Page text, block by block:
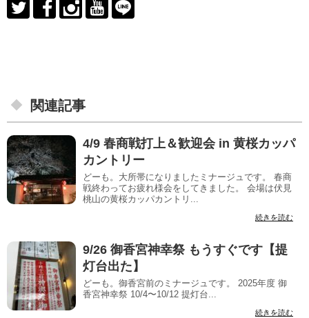
関連記事
4/9 春商戦打上＆歓迎会 in 黄桜カッパ
カントリー
どーも。大所帯になりましたミナージュです。 春商
戦終わってお疲れ様会をしてきました。 会場は伏見
桃山の黄桜カッパカントリ...
続きを読む
9/26 御香宮神幸祭 もうすぐです【提
灯台出た】
どーも。御香宮前のミナージュです。 2025年度 御
香宮神幸祭 10/4〜10/12 提灯台...
続きを読む